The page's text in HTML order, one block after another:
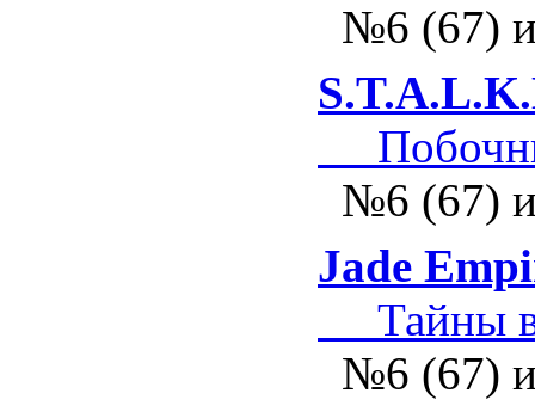
№6 (67)
№6 (67)
Jade
Тайны
№6 (67)